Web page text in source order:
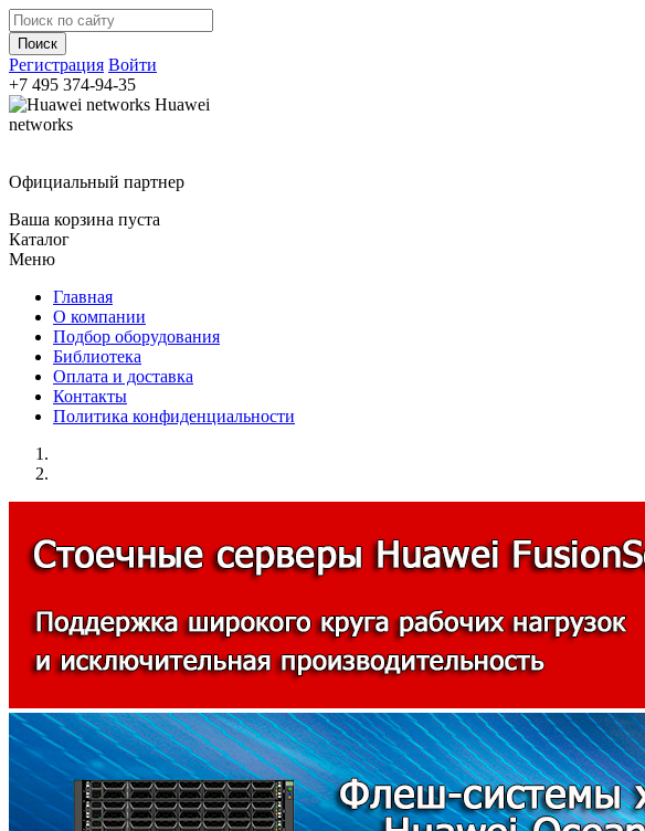
Регистрация Войти
+7 495 374-94-35
Huawei
networks
Официальный партнер
Ваша корзина пуста
Каталог
Меню
Главная
О компании
Подбор оборудования
Библиотека
Оплата и доставка
Контакты
Политика конфиденциальности